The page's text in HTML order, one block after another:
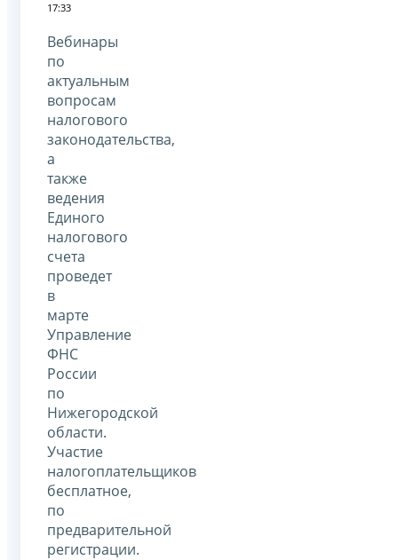
17:33
Вебинары
по
актуальным
вопросам
налогового
законодательства,
а
также
ведения
Единого
налогового
счета
проведет
в
марте
Управление
ФНС
России
по
Нижегородской
области.
Участие
налогоплательщиков
бесплатное,
по
предварительной
регистрации.